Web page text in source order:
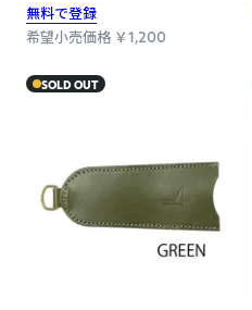
無料で登録
希望小売価格 ￥1,200
SOLD OUT